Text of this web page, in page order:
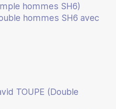
hommes SH6)
hommes SH6 avec
TOUPE (Double